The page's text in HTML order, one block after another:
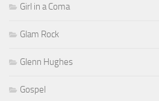
Girl in a Coma
Glam Rock
Glenn Hughes
Gospel